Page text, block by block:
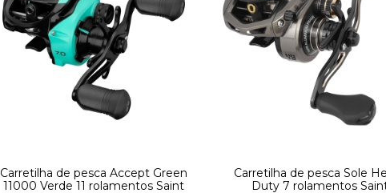
Carretilha de pesca Accept Green
11000 Verde 11 rolamentos Saint
Carretilha de pesca Sole
Duty 7 rolamentos